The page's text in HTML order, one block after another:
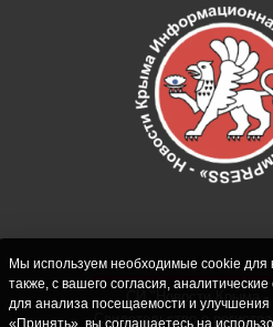
СИ "Новости Крыма
Свидетельство о
Мы используем необходимые cookie для
также, с вашего согласия,
для анализа посещаемости и
«Принять», вы соглашаетесь на